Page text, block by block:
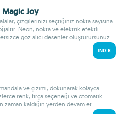
Joy
çizgilerinizi seçtiğiniz nokta sayısına
Neon, nokta ve elektrik efektli
göz alıcı desenler oluşturursunuz...
İNDIR
ve çizimi, dokunarak kolayca
renk, fırça seçeneği ve otomatik
zaman kaldığın yerden devam et...